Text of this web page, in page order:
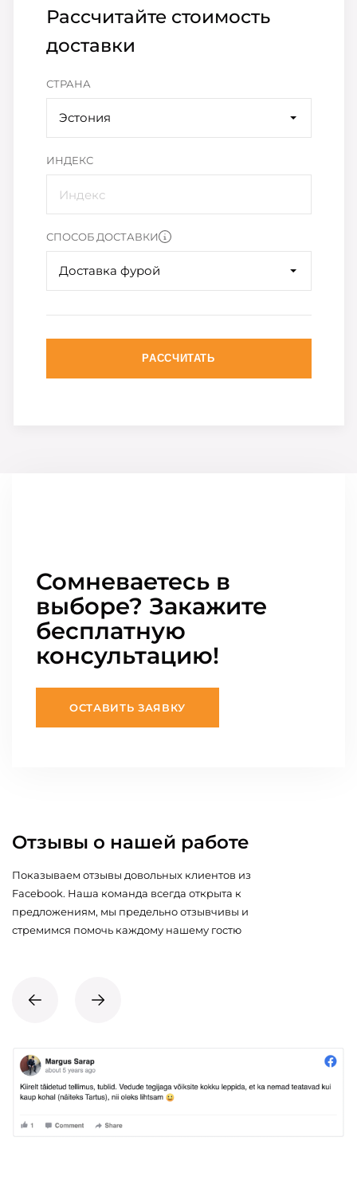
Рассчитайте стоимость
доставки
СТРАНА
Эстония
ИНДЕКС
СПОСОБ ДОСТАВКИ
Доставка фурой
РАССЧИТАТЬ
Сомневаетесь в
выборе? Закажите
бесплатную
консультацию!
ОСТАВИТЬ ЗАЯВКУ
Отзывы о нашей работе
Показываем отзывы довольных клиентов из
Facebook. Наша команда всегда открыта к
предложениям, мы предельно отзывчивы и
стремимся помочь каждому нашему гостю